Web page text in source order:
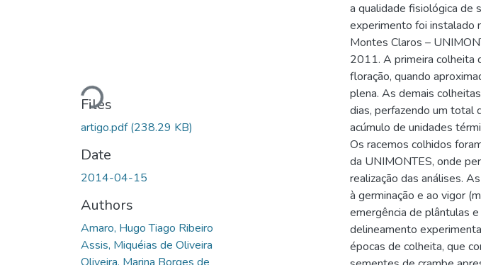
Loading...
Files
artigo.pdf(238.29 KB)
Date
2014-04-15
Authors
Amaro, Hugo Tiago Ribeiro
Assis, Miquéias de Oliveira
a qualidade fisiológica de
experimento foi instalado
Montes Claros –
2011. A primeira colheita
floração, quando
plena. As demais
dias, perfazendo um total
acúmulo de unidades
Os racemos colhidos
da UNIMONTES, onde
realização das análises.
à germinação e ao vigor
emergência de plântulas
delineamento
épocas de colheita, que